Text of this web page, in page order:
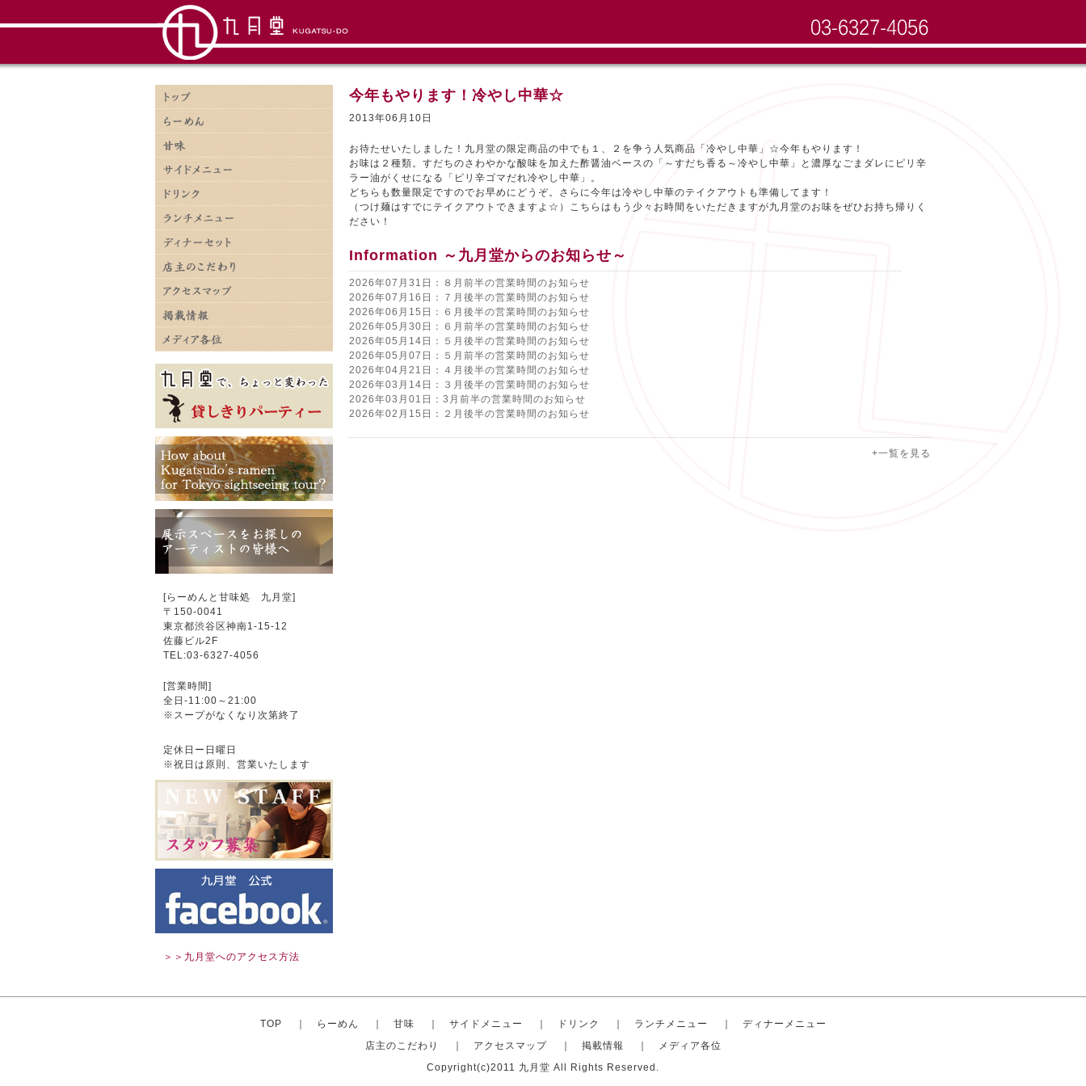
[らーめんと甘味処 九月堂]
〒 150-0041
東京都渋谷区神南1-15-12
佐藤ビル2F
TEL:03-6327-4056
[営業時間]
全日-11:00～21:00
※スープがなくなり次第終了
定休日ー日曜日
※祝日は原則、営業いたします
＞＞九月堂へのアクセス方法
今年もやります！冷やし中華☆
2013年06月10日
お待たせいたしました！九月堂の限定商品の中でも１、２を争う人気商品「冷やし中華」☆今年もやります！
お味は２種類。すだちのさわやかな酸味を加えた酢醤油ベースの「～すだち香る～冷やし中華」と濃厚なごまダレにピリ辛
ラー油がくせになる「ピリ辛ゴマだれ冷やし中華」。
どちらも数量限定ですのでお早めにどうぞ。さらに今年は冷やし中華のテイクアウトも準備してます！
（つけ麺はすでにテイクアウトできますよ☆）こちらはもう少々お時間をいただきますが九月堂のお味をぜひお持ち帰りく
ださい！
Information ～九月堂からのお知らせ～
2026年07月31日：８月前半の営業時間のお知らせ
2026年07月16日：７月後半の営業時間のお知らせ
2026年06月15日：６月後半の営業時間のお知らせ
2026年05月30日：６月前半の営業時間のお知らせ
2026年05月14日：５月後半の営業時間のお知らせ
2026年05月07日：５月前半の営業時間のお知らせ
2026年04月21日：４月後半の営業時間のお知らせ
2026年03月14日：３月後半の営業時間のお知らせ
2026年03月01日：3月前半の営業時間のお知らせ
2026年02月15日：２月後半の営業時間のお知らせ
+一覧を見る
TOP らーめん 甘味 サイドメニュー ドリンク ランチメニュー
ディナーメニュー
店主のこだわり
アクセスマップ｜ 掲載情報
メディア各位
Copyright(c)2011 九月堂 All Rights Reserved.